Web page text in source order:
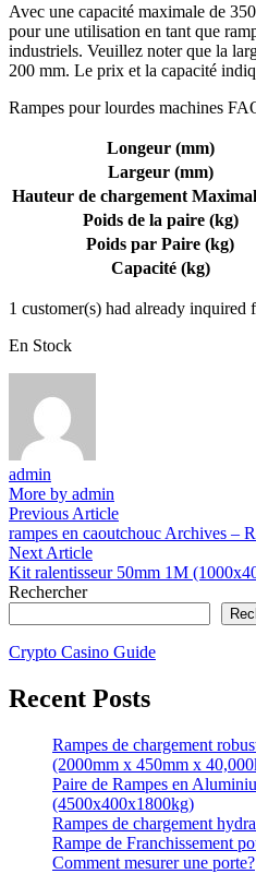
Avec une capacité maximale de
pour une utilisation en tant que
industriels. Veuillez noter que la
200 mm. Le prix et la capacité
Rampes pour lourdes machines
Longeur (mm)
Largeur (mm)
Hauteur de chargement
Poids de la paire (kg)
Poids par Paire (kg)
Capacité (kg)
1 customer(s) had already inquired
En Stock
admin
More by admin
Navigation
de
l’article
Previous ArticlePrevious
article:
rampes en caoutchouc Archives –
Next ArticleNext
article:
Kit ralentisseur 50mm 1M
Rechercher
Crypto Casino Guide
Recent Posts
Rampes de chargement
(2000mm x 450mm x
Paire de Rampes en
(4500x400x1800kg)
Rampes de chargement
Rampe de Franchissement
Comment mesurer une porte?